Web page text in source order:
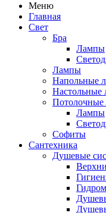
Меню
Главная
Свет
Бра
Лампы
Лампы
Напольные
Настольные
Лампы
Софиты
Сантехника
Душевые